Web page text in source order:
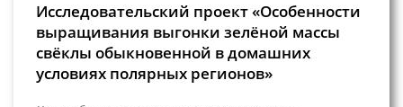
Исследовательский проект «Особенности
выращивания выгонки зелёной массы
свёклы обыкновенной в домашних
условиях полярных регионов»